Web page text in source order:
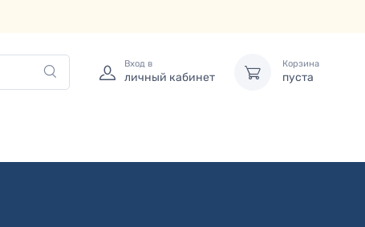
Вход в
личный кабинет
Корзина
пуста